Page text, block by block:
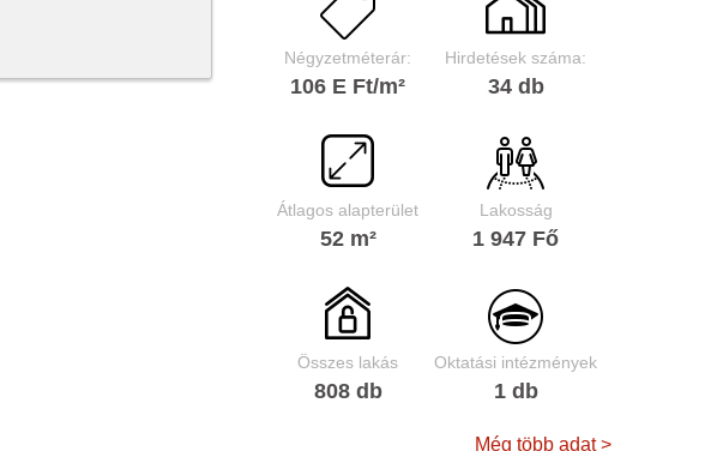
Négyzetméterár:
106 E Ft/m²
Hirdetések száma:
34 db
Átlagos alapterület
52 m²
Lakosság
1 947 Fő
Összes lakás
808 db
Oktatási intézmények
1 db
Még több adat >